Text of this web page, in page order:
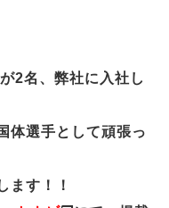
2名、弊社に入社し
体選手として頑張っ
ます！！